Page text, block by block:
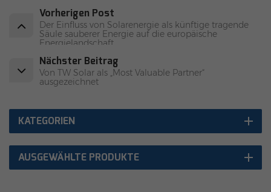
Vorherigen Post
Der Einfluss von Solarenergie als künftige tragende
Säule sauberer Energie auf die europäische
Energielandschaft
Nächster Beitrag
Von TW Solar als „Most Valuable Partner“
ausgezeichnet
KATEGORIEN
AUSGEWÄHLTE PRODUKTE